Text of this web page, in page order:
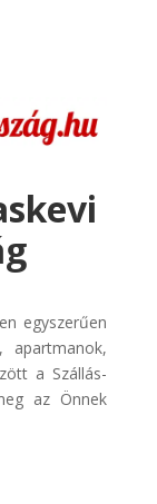
egyszerűen
apartmanok,
a Szállás-
az Önnek